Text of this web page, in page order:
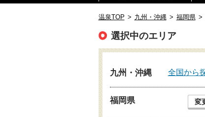
温泉TOP > 九州・沖縄 > 福岡県 >
選択中のエリア
九州・沖縄 全国から
福岡県 変